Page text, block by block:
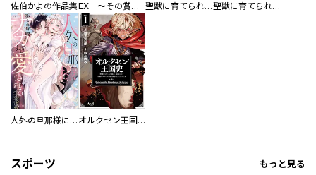
佐伯かよの作品集 EX ～その賞金稼ぎは、世界の出口を探す～【単行本版】 聖獣に育てられた少年の異世界ゆるり放浪記～神様からもらったチート魔法で、仲間たちとスローライフを満喫中～ 聖獣に育てられた少年の異世界ゆるり放浪記～神様からもらったチート魔法で、仲間たちとスローライフを満喫中～【分冊版】
人外の旦那様に娶られ毎晩ナカまで愛される…。アンソロジー オルクセン王国史
スポーツ もっと見る